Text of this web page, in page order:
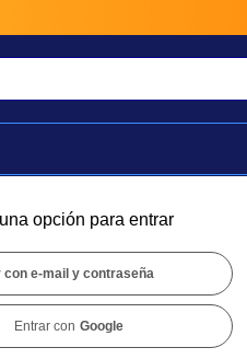
opción para entrar
con e-mail y contraseña
Entrar con Google